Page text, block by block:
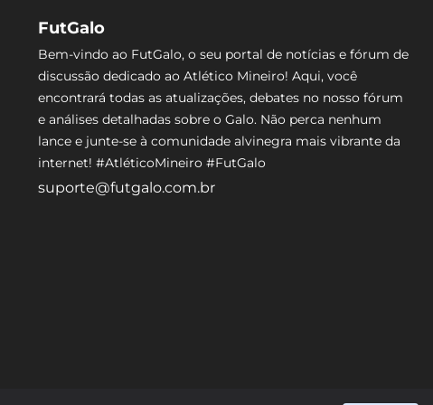
FutGalo
Bem-vindo ao FutGalo, o seu portal de notícias e fórum de
discussão dedicado ao Atlético Mineiro! Aqui, você
encontrará todas as atualizações, debates no nosso fórum
e análises detalhadas sobre o Galo. Não perca nenhum
lance e junte-se à comunidade alvinegra mais vibrante da
internet! #AtléticoMineiro #FutGalo
suporte@futgalo.com.br